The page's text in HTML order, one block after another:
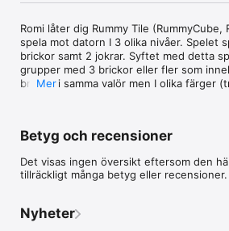
Romi låter dig Rummy Tile (RummyCube,
spela mot datorn I 3 olika nivåer. Spelet
brickor samt 2 jokrar. Syftet med detta
grupper med 3 brickor eller fler som
brickor i samma valör men I olika färger
Mer
Betyg och recensioner
Det visas ingen översikt eftersom den
tillräckligt många betyg eller recensioner.
Nyheter